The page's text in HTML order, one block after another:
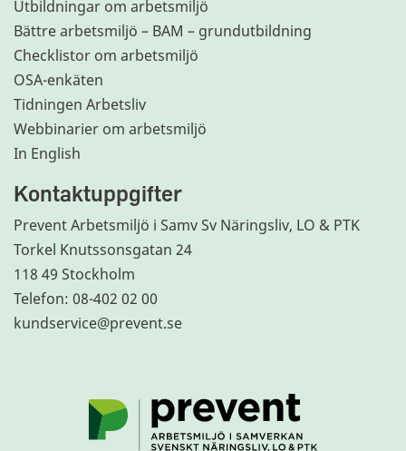
Utbildningar om arbetsmiljö
Bättre arbetsmiljö – BAM – grundutbildning
Checklistor om arbetsmiljö
OSA-enkäten
Tidningen Arbetsliv
Webbinarier om arbetsmiljö
In English
Kontaktuppgifter
Prevent Arbetsmiljö i Samv Sv Näringsliv, LO & PTK
Torkel Knutssonsgatan 24
118 49 Stockholm
Telefon: 08-402 02 00
kundservice@prevent.se